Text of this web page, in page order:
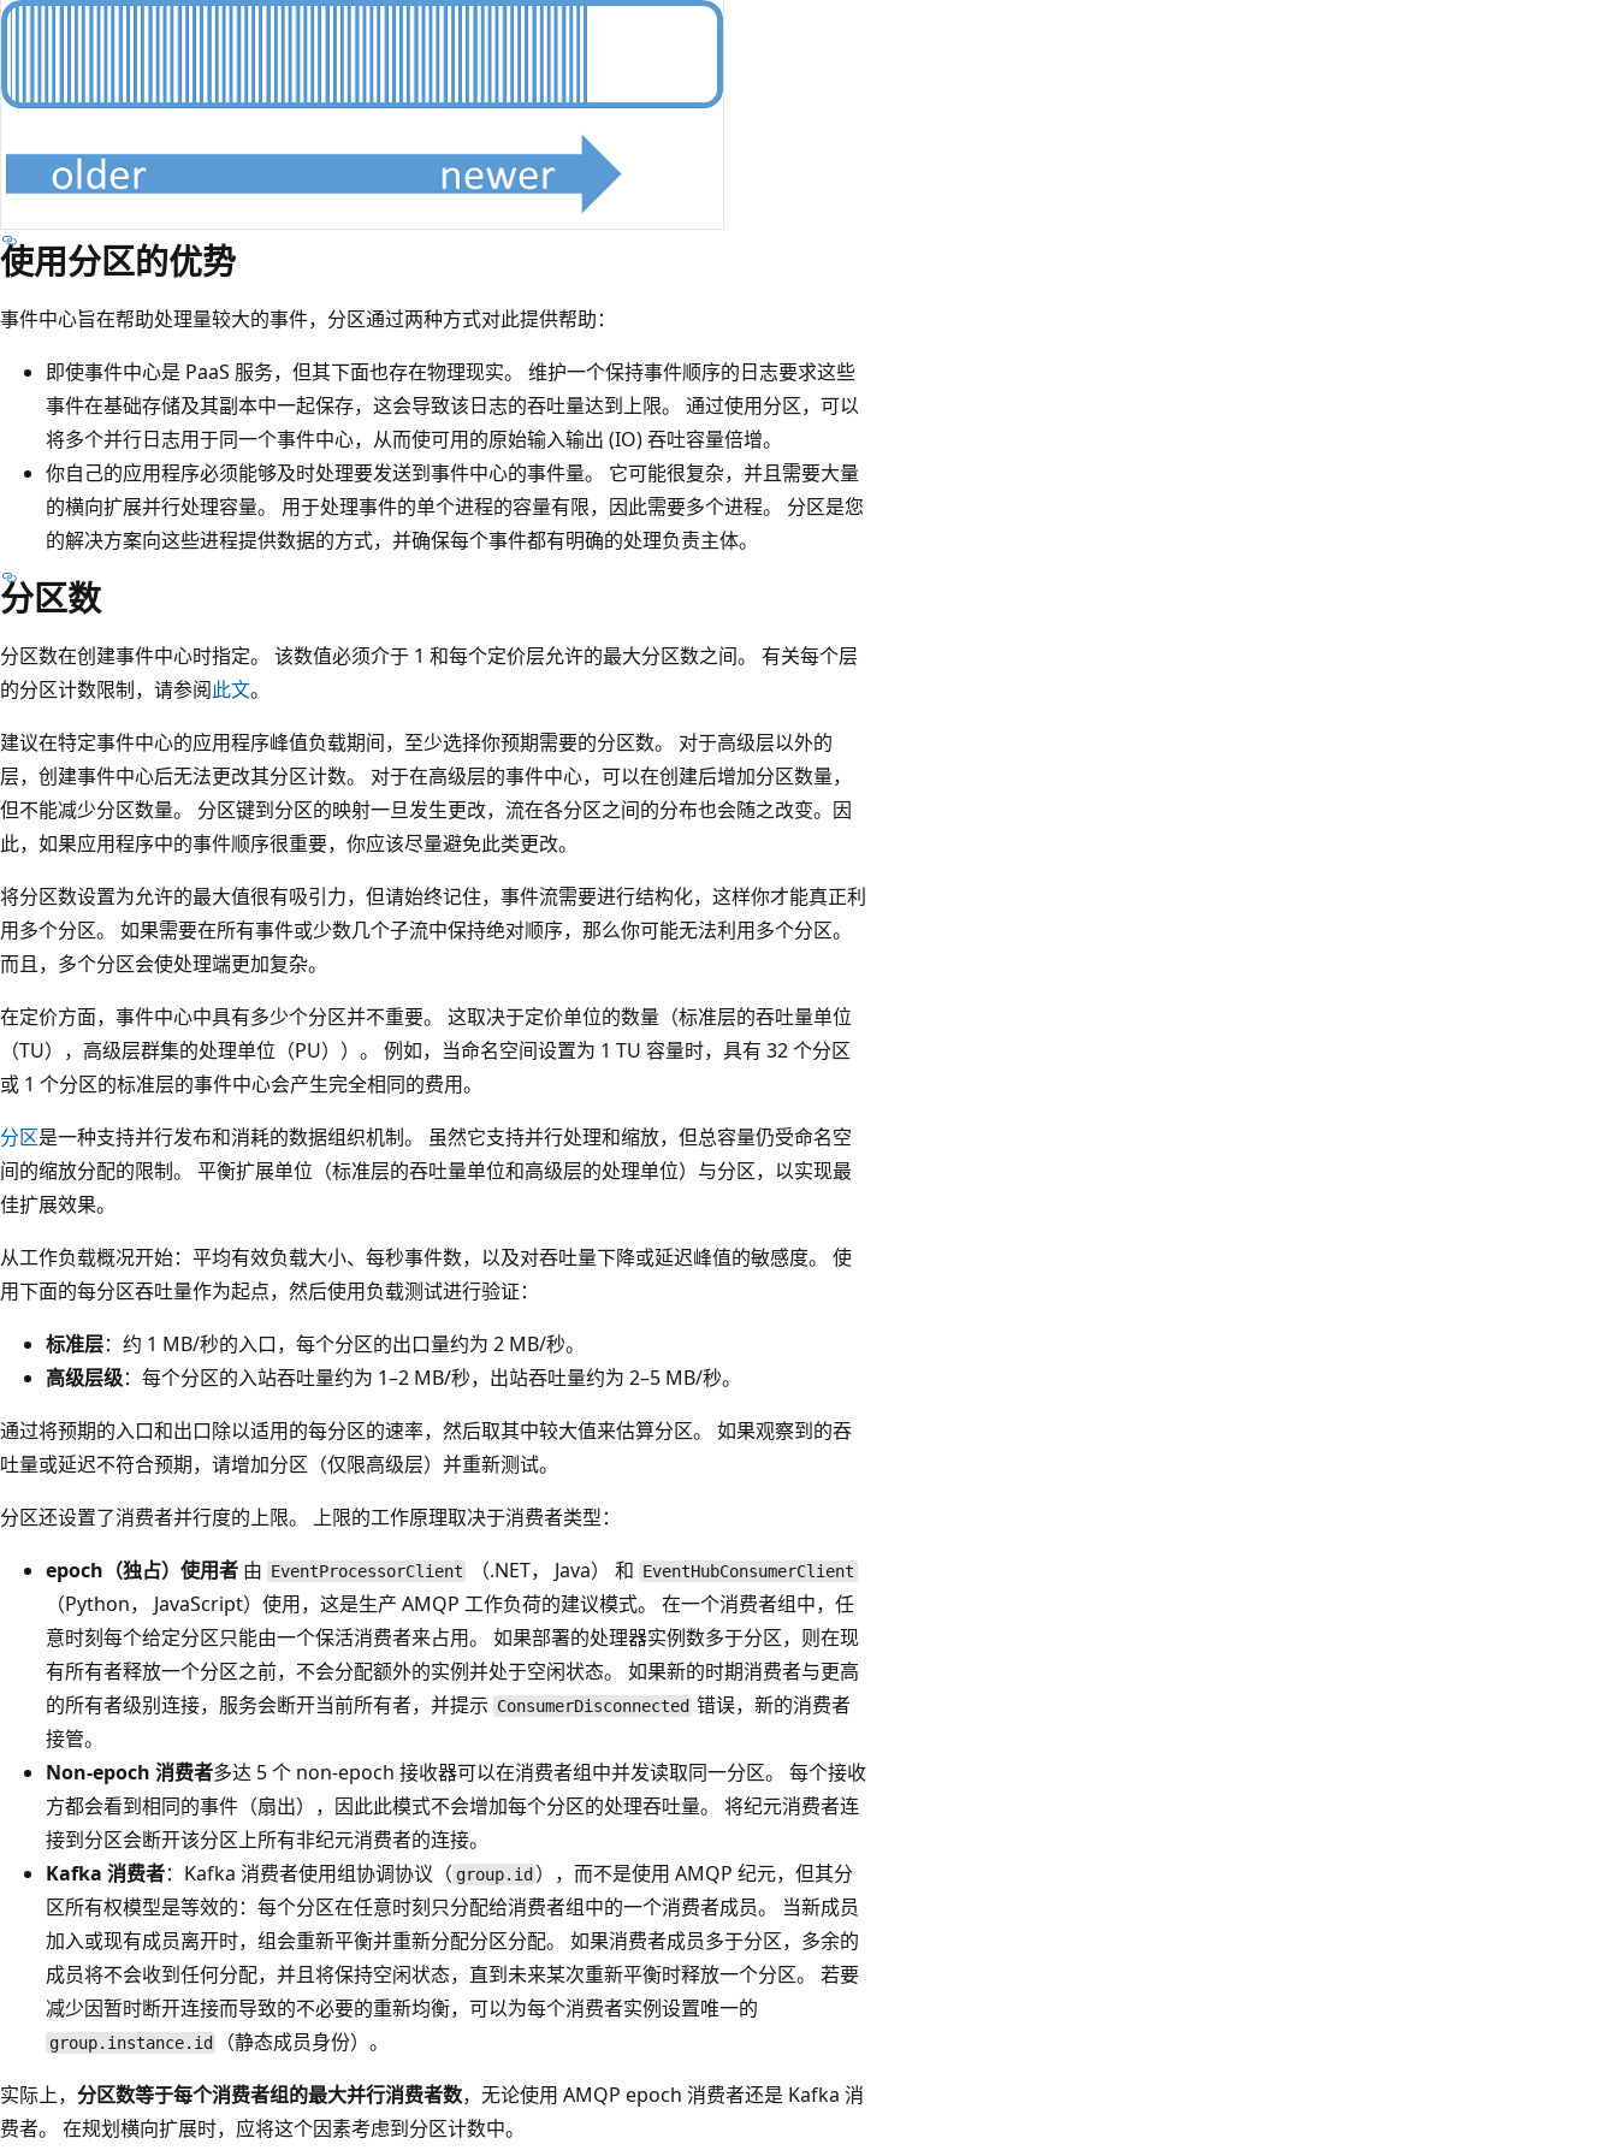
使用分区的优势
事件中心旨在帮助处理量较大的事件，分区通过两种方式对此提供帮助：
即使事件中心是 PaaS 服务，但其下面也存在物理现实。 维护一个保持事件顺序的日志要求这些
事件在基础存储及其副本中一起保存，这会导致该日志的吞吐量达到上限。 通过使用分区，可以
将多个并行日志用于同一个事件中心，从而使可用的原始输入输出 (IO) 吞吐容量倍增。
你自己的应用程序必须能够及时处理要发送到事件中心的事件量。 它可能很复杂，并且需要大量
的横向扩展并行处理容量。 用于处理事件的单个进程的容量有限，因此需要多个进程。 分区是您
的解决方案向这些进程提供数据的方式，并确保每个事件都有明确的处理负责主体。
分区数
分区数在创建事件中心时指定。 该数值必须介于 1 和每个定价层允许的最大分区数之间。 有关每个层
的分区计数限制，请参阅此文。
建议在特定事件中心的应用程序峰值负载期间，至少选择你预期需要的分区数。 对于高级层以外的
层，创建事件中心后无法更改其分区计数。 对于在高级层的事件中心，可以在创建后增加分区数量，
但不能减少分区数量。 分区键到分区的映射一旦发生更改，流在各分区之间的分布也会随之改变。因
此，如果应用程序中的事件顺序很重要，你应该尽量避免此类更改。
将分区数设置为允许的最大值很有吸引力，但请始终记住，事件流需要进行结构化，这样你才能真正利
用多个分区。 如果需要在所有事件或少数几个子流中保持绝对顺序，那么你可能无法利用多个分区。
而且，多个分区会使处理端更加复杂。
在定价方面，事件中心中具有多少个分区并不重要。 这取决于定价单位的数量（标准层的吞吐量单位
（TU） ，高级层群集的处理单位（PU））。 例如，当命名空间设置为 1 TU 容量时，具有 32 个分区
或 1 个分区的标准层的事件中心会产生完全相同的费用。
分区是一种支持并行发布和消耗的数据组织机制。 虽然它支持并行处理和缩放，但总容量仍受命名空
间的缩放分配的限制。 平衡扩展单位（标准层的吞吐量单位和高级层的处理单位）与分区，以实现最
佳扩展效果。
从工作负载概况开始：平均有效负载大小、每秒事件数，以及对吞吐量下降或延迟峰值的敏感度。 使
用下面的每分区吞吐量作为起点，然后使用负载测试进行验证：
标准层：约 1 MB/秒的入口，每个分区的出口量约为 2 MB/秒。
高级层级：每个分区的入站吞吐量约为 1–2 MB/秒，出站吞吐量约为 2–5 MB/秒。
通过将预期的入口和出口除以适用的每分区的速率，然后取其中较大值来估算分区。 如果观察到的吞
吐量或延迟不符合预期，请增加分区（仅限高级层）并重新测试。
分区还设置了消费者并行度的上限。 上限的工作原理取决于消费者类型：
epoch（独占）使用者 由 EventProcessorClient （.NET， Java） 和 EventHubConsumerClient
（Python， JavaScript）使用，这是生产 AMQP 工作负荷的建议模式。 在一个消费者组中，任
意时刻每个给定分区只能由一个保活消费者来占用。 如果部署的处理器实例数多于分区，则在现
有所有者释放一个分区之前，不会分配额外的实例并处于空闲状态。 如果新的时期消费者与更高
的所有者级别连接，服务会断开当前所有者，并提示 ConsumerDisconnected 错误，新的消费者
接管。
Non-epoch 消费者多达 5 个 non-epoch 接收器可以在消费者组中并发读取同一分区。 每个接收
方都会看到相同的事件（扇出），因此此模式不会增加每个分区的处理吞吐量。 将纪元消费者连
接到分区会断开该分区上所有非纪元消费者的连接。
Kafka 消费者：Kafka 消费者使用组协调协议（ group.id ），而不是使用 AMQP 纪元，但其分
区所有权模型是等效的：每个分区在任意时刻只分配给消费者组中的一个消费者成员。 当新成员
加入或现有成员离开时，组会重新平衡并重新分配分区分配。 如果消费者成员多于分区，多余的
成员将不会收到任何分配，并且将保持空闲状态，直到未来某次重新平衡时释放一个分区。 若要
减少因暂时断开连接而导致的不必要的重新均衡，可以为每个消费者实例设置唯一的
group.instance.id
（静态成员身份）。
实际上， 分区数等于每个消费者组的最大并行消费者数，无论使用 AMQP epoch 消费者还是 Kafka 消
费者。 在规划横向扩展时，应将这个因素考虑到分区计数中。